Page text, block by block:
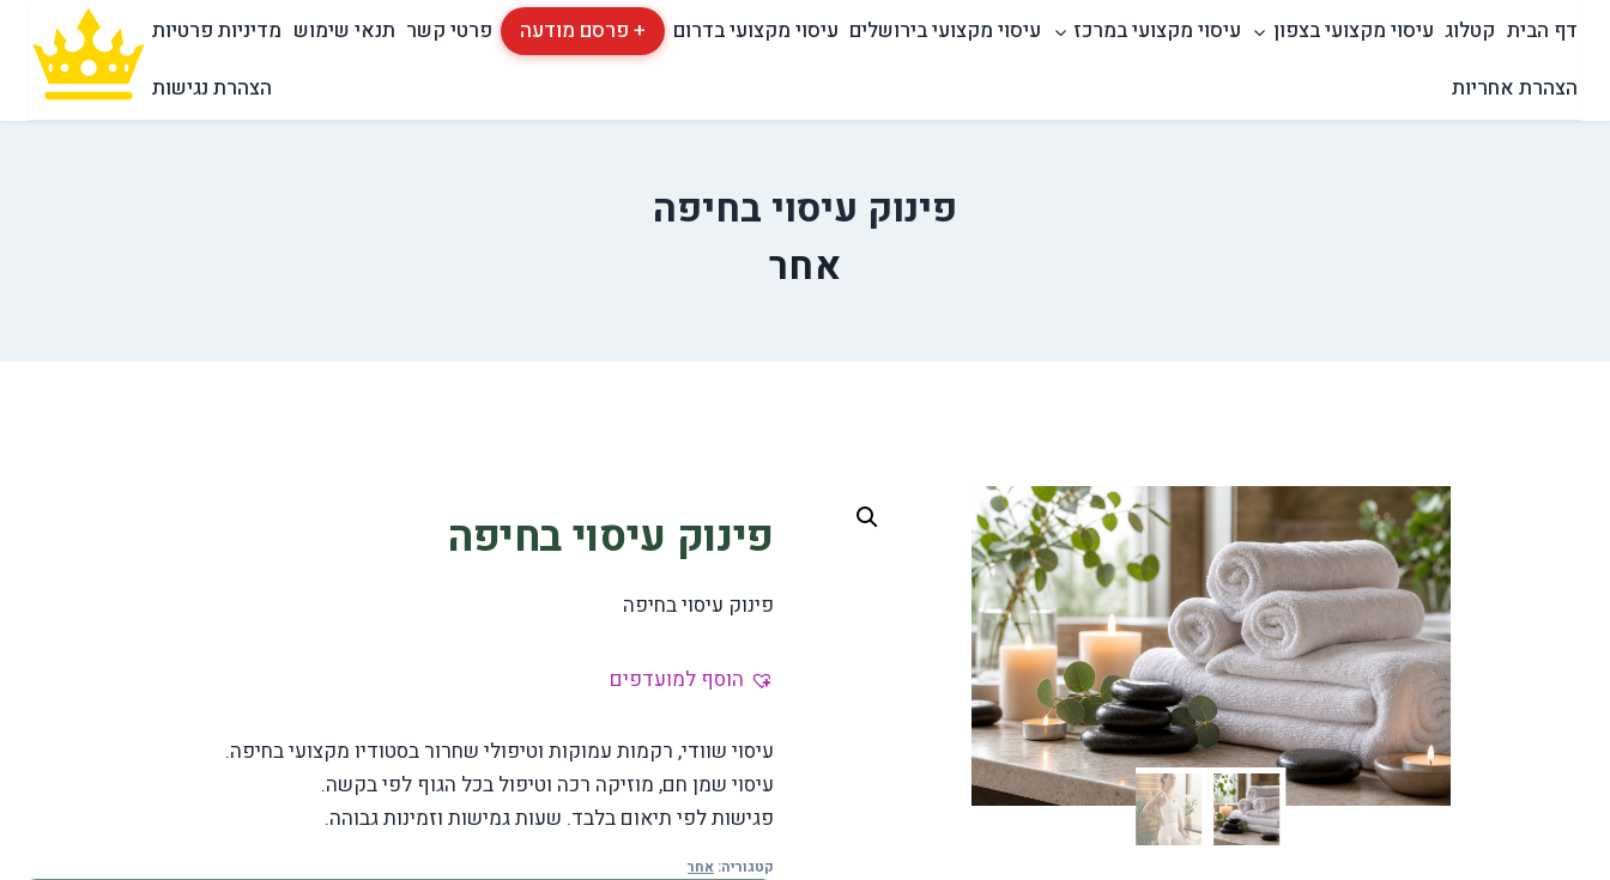
content
דף הבית קטלוג עיסוי מקצועי בצפון עיסוי מקצועי במרכז עיסוי מקצועי בירושלים עיסוי מקצועי בדרום + פרסם מודעה פרטי קשר תנאי שימוש מדיניות פרטיות
הצהרת אחריות
הצהרת נגישות
פינוק עיסוי בחיפה
אחר
פינוק עיסוי בחיפה
פינוק עיסוי בחיפה
הוסף למועדפים
עיסוי שוודי, רקמות עמוקות וטיפולי שחרור בסטודיו מקצועי בחיפה.
עיסוי שמן חם, מוזיקה רכה וטיפול בכל הגוף לפי בקשה.
פגישות לפי תיאום בלבד. שעות גמישות וזמינות גבוהה.
קטגוריה:אחר